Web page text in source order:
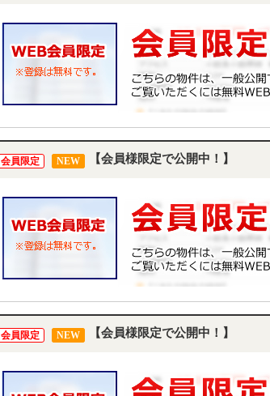
会員限定 NEW 【会員様限定で公開中！】
会員限定 NEW 【会員様限定で公開中！】